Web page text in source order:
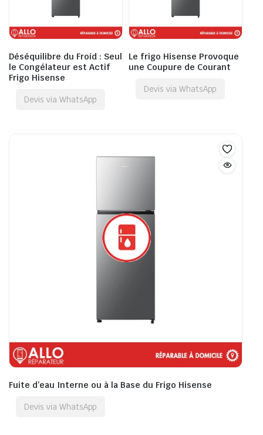
Déséquilibre du Froid : Seul
le Congélateur est Actif
Frigo Hisense
Devis via WhatsApp
Le frigo Hisense Provoque
une Coupure de Courant
Devis via WhatsApp
Fuite d’eau Interne ou à la Base du Frigo Hisense
Devis via WhatsApp